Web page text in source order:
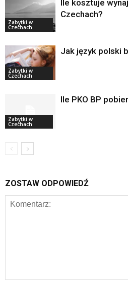
Zabytki w
Czechach
Ile kosztuje
Czechach?
Zabytki w
Czechach
Jak język polski
Zabytki w
Czechach
Ile PKO BP
ZOSTAW ODPOWIEDŹ